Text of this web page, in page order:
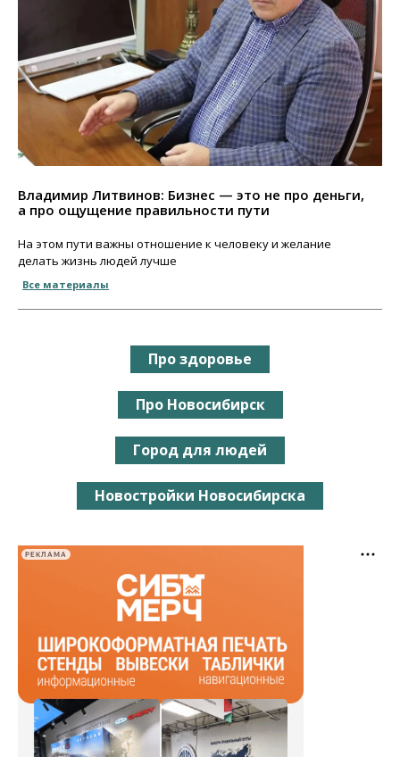
Владимир Литвинов: Бизнес — это не про деньги,
а про ощущение правильности пути
На этом пути важны отношение к человеку и желание
делать жизнь людей лучше
Все материалы
Про здоровье
Про Новосибирск
Город для людей
Новостройки Новосибирска
РЕКЛАМА